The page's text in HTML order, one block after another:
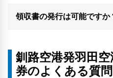
領収書の発行は可能ですか
釧路空港発羽田
券のよくある質問